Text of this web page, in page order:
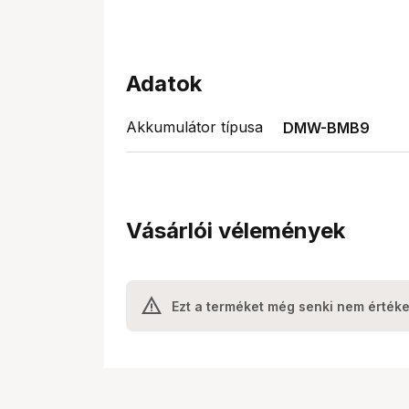
Adatok
Akkumulátor típusa DMW-BMB9
Vásárlói vélemények
Ezt a terméket még senki nem